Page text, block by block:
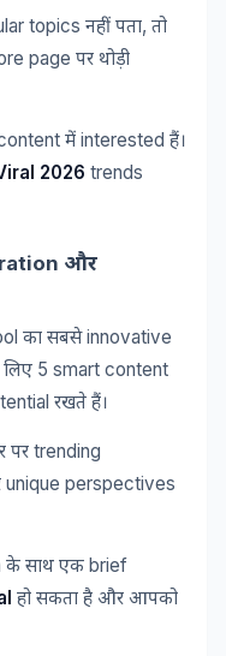
topics नहीं पता, तो
page पर थोड़ी
में interested हैं।
2026 trends
और
का सबसेinnovative
लिए 5 smart content
रखते हैं।
पर trending
unique perspectives
के साथ एक brief
हो सकता है और आपको